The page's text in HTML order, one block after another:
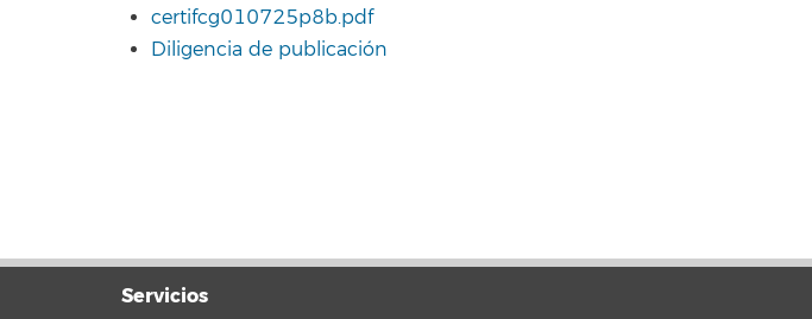
certifcg010725p8b.pdf
Diligencia de publicación
Servicios